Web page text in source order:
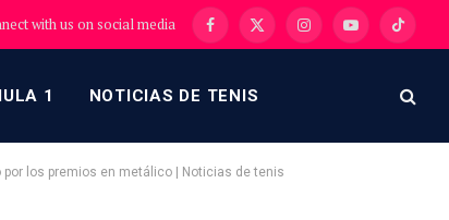
with us on social media Facebook
X
InstagramYouTubeTikTok
1 NOTICIAS DE TENIS
por los premios en metálico | Noticias de tenis